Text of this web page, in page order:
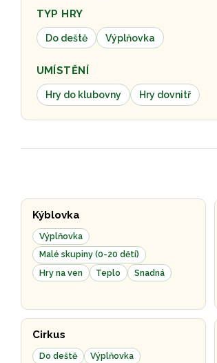
TYP HRY
Do deště Výplňovka
UMÍSTĚNÍ
Hry do klubovny Hry dovnitř
Kýblovka
Výplňovka
Malé skupiny (0-20 dětí)
Hry na ven
Teplo Snadná
Cirkus
Do deště
Výplňovka